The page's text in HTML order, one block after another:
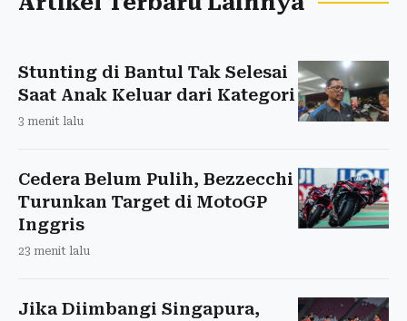
Stunting di Bantul Tak Selesai
Saat Anak Keluar dari Kategori
3 menit lalu
Cedera Belum Pulih, Bezzecchi
Turunkan Target di MotoGP
Inggris
23 menit lalu
Jika Diimbangi Singapura,